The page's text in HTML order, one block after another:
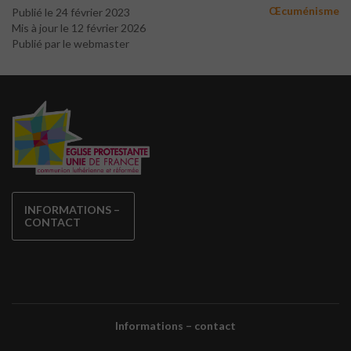
Publié le 24 février 2023
Mis à jour le 12 février 2026
Publié par le webmaster
Œcuménisme
INFORMATIONS –
CONTACT
Informations – contact